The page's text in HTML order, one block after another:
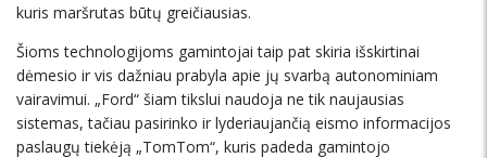
kuris maršrutas būtų greičiausias.
Šioms technologijoms gamintojai taip pat skiria išskirtinai
dėmesio ir vis dažniau prabyla apie jų svarbą autonominiam
vairavimui. „Ford“ šiam tikslui naudoja ne tik naujausias
sistemas, tačiau pasirinko ir lyderiaujančią eismo informacijos
paslaugų tiekėją „TomTom“, kuris padeda gamintojo